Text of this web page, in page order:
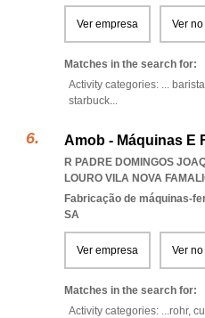
Ver empresa Ver
Matches in the search for:
Activity categories: ...
starbuck...
Amob - Máquinas E
R PADRE DOMINGOS
LOURO VILA NOVA
Fabricação de máquinas-
SA
Ver empresa Ver
Matches in the search for:
Activity categories: ...rohr,